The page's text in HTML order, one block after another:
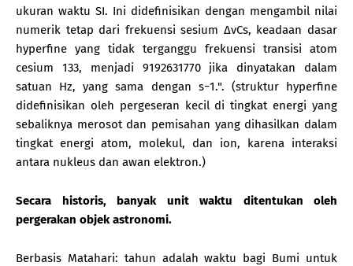
ukuran waktu SI. Ini didefinisikan dengan mengambil nilai
numerik tetap dari frekuensi sesium ΔνCs, keadaan dasar
hyperfine yang tidak terganggu frekuensi transisi atom
cesium 133, menjadi 9192631770 jika dinyatakan dalam
satuan Hz, yang sama dengan s−1.". (struktur hyperfine
didefinisikan oleh pergeseran kecil di tingkat energi yang
sebaliknya merosot dan pemisahan yang dihasilkan dalam
tingkat energi atom, molekul, dan ion, karena interaksi
antara nukleus dan awan elektron.)
Secara historis, banyak unit waktu ditentukan oleh
pergerakan objek astronomi.
Berbasis Matahari: tahun adalah waktu bagi Bumi untuk